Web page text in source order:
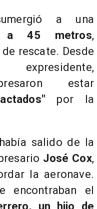
a una
45 metros,
rescate. Desde
estar
por la
salido de la
José Cox,
la aeronave.
encontraban el
un hijo de